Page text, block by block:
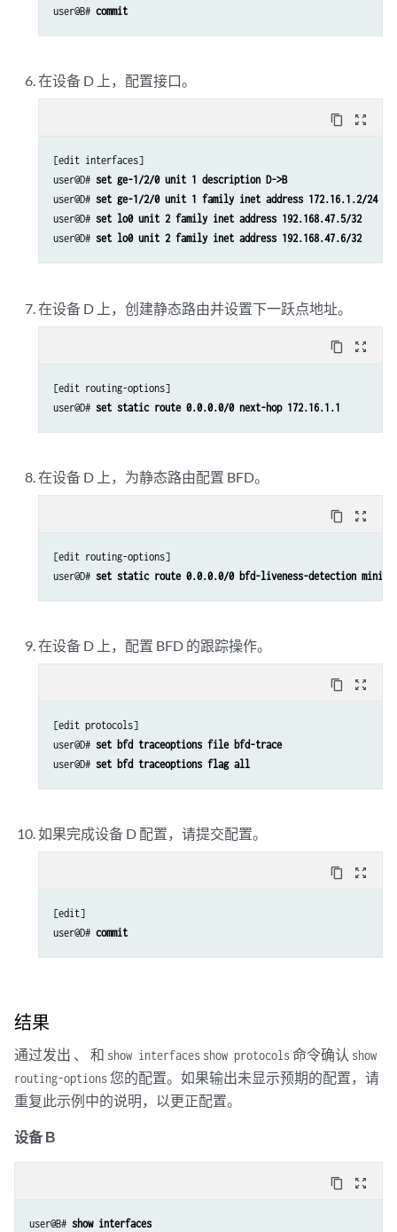
user@B# commit
在设备 D 上，配置接口。
content_copy zoom_out_map
[edit interfaces]
user@D# set ge-1/2/0 unit 1 description D->B
user@D# set ge-1/2/0 unit 1 family inet address 172.16.1.2/24
user@D# set lo0 unit 2 family inet address 192.168.47.5/32
user@D# set lo0 unit 2 family inet address 192.168.47.6/32
在设备 D 上，创建静态路由并设置下一跃点地址。
content_copy zoom_out_map
[edit routing-options]
user@D# set static route 0.0.0.0/0 next-hop 172.16.1.1
在设备 D 上，为静态路由配置 BFD。
content_copy zoom_out_map
[edit routing-options]
user@D# set static route 0.0.0.0/0 bfd-liveness-detection
在设备 D 上，配置 BFD 的跟踪操作。
content_copy zoom_out_map
[edit protocols]
user@D# set bfd traceoptions file bfd-trace
user@D# set bfd traceoptions flag all
如果完成设备 D 配置，请提交配置。
content_copy zoom_out_map
[edit]
user@D# commit
结果
通过发出 、 和 show interfaces show protocols命令确认 show
routing-options您的配置。如果输出未显示预期的配置，请
重复此示例中的说明，以更正配置。
设备 B
content_copy zoom_out_map
user@B# show interfaces